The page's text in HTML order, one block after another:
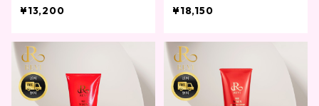
¥13,200
¥18,150